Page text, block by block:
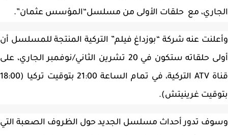
مع حلقات الأولى من مسلسل“المؤسس عثمان”.
عنه شركة “بوزداغ فيلم” التركية المنتجة للمسلسل أن
أولى حلقاته ستكون في 20 تشرين الثاني/نوفمبر الجاري، على
قناة ATV التركية، في تمام الساعة 21:00 بتوقيت تركيا (18:00
غرينيتش).
تدور أحداث مسلسل الجديد حول الظروف الصعبة التي